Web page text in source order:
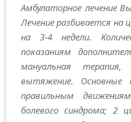
Амбулаторное лечение
Лечение разбивается на
на 3-4 недели.
показаниям
мануальная терапия,
вытяжение. Основные
правильным
болевого синдрома; 2